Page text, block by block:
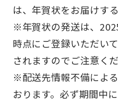
は、年賀状をお届けす
※年賀状の発送は、
時点にご登録いただい
されますのでご注意くだ
※配送先情報不備によ
おります。必ず期間中